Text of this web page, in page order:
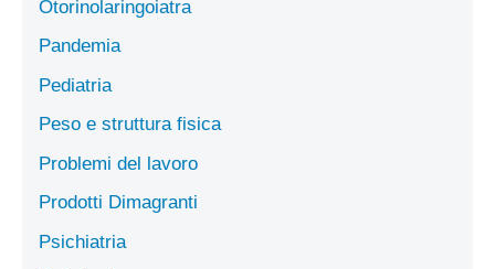
Otorinolaringoiatra
Pandemia
Pediatria
Peso e struttura fisica
Problemi del lavoro
Prodotti Dimagranti
Psichiatria